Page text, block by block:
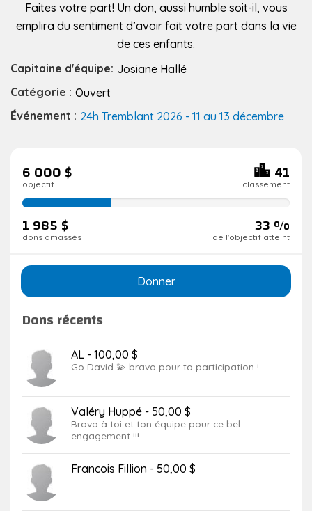
Faites votre part! Un don, aussi humble soit-il, vous
emplira du sentiment d’avoir fait votre part dans la vie
de ces enfants.
Capitaine d'équipe: Josiane Hallé
Catégorie : Ouvert
Événement : 24h Tremblant 2026 - 11 au 13 décembre
6 000 $
objectif 41
classement
réalisation
1 985 $
dons amassés 33 %
de l'objectif atteint
Donner
Dons récents
AL - 100,00 $
Go David 💫 bravo pour ta participation !
Valéry Huppé - 50,00 $
Bravo à toi et ton équipe pour ce bel
engagement !!!
Francois Fillion - 50,00 $